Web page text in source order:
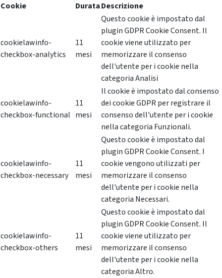
Cookie
DurataDescrizione
cookielawinfo-
checkbox-analytics
11
mesi
Questo cookie è impostato dal
plugin GDPR Cookie Consent. Il
cookie viene utilizzato per
memorizzare il consenso
dell'utente per i cookie nella
categoria Analisi
cookielawinfo-
checkbox-functional
11
mesi
Il cookie è impostato dal consenso
dei cookie GDPR per registrare il
consenso dell'utente per i cookie
nella categoria Funzionali.
cookielawinfo-
checkbox-necessary
11
mesi
Questo cookie è impostato dal
plugin GDPR Cookie Consent. I
cookie vengono utilizzati per
memorizzare il consenso
dell'utente per i cookie nella
categoria Necessari.
cookielawinfo-
checkbox-others
11
mesi
Questo cookie è impostato dal
plugin GDPR Cookie Consent. Il
cookie viene utilizzato per
memorizzare il consenso
dell'utente per i cookie nella
categoria Altro.